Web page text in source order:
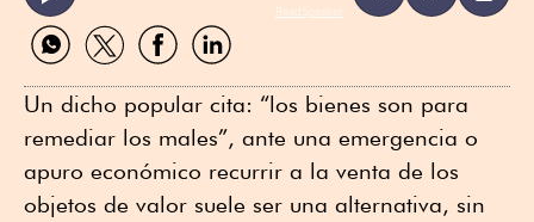
ReadSpeaker
Compartir
por
Compartir
por
Compartir
por
Compartir
por
Un dicho popular cita: “los bienes son para
remediar los males”, ante una emergencia o
apuro económico recurrir a la venta de los
objetos de valor suele ser una alternativa, sin